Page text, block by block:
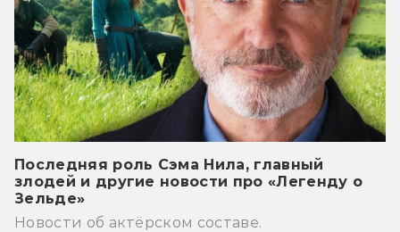
Последняя роль Сэма Нила, главный
злодей и другие новости про «Легенду о
Зельде»
Новости об актёрском составе.